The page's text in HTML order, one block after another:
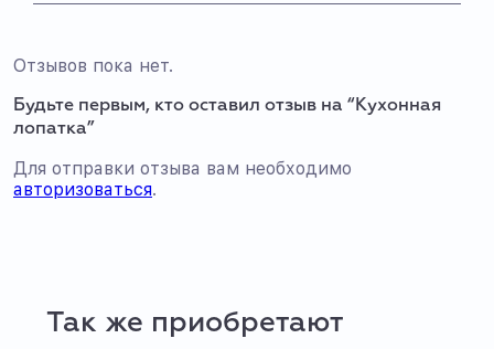
Отзывов пока нет.
Будьте первым, кто оставил отзыв на “Кухонная
лопатка”
Для отправки отзыва вам необходимо
авторизоваться.
Так же приобретают